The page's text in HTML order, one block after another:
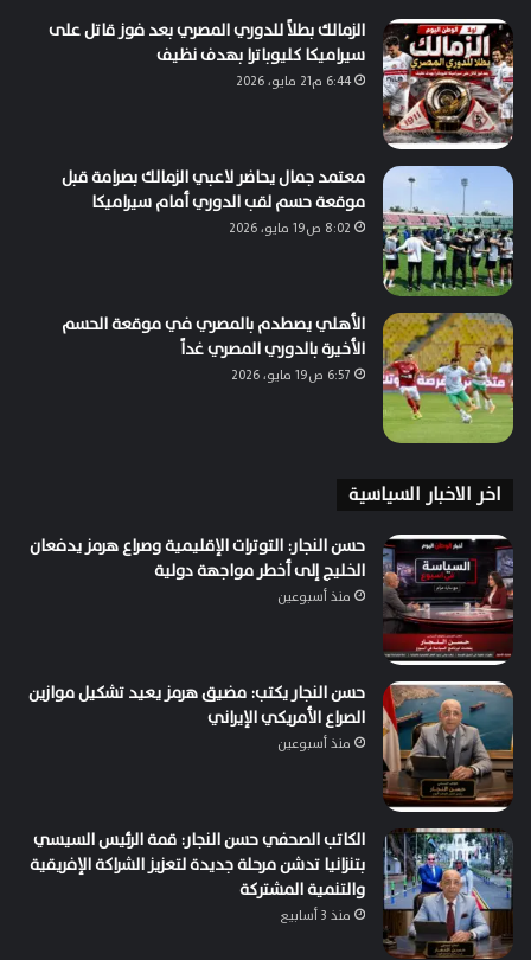
الزمالك بطلاً للدوري المصري بعد فوز قاتل على
سيراميكا كليوباترا بهدف نظيف
6:44 م21 مايو، 2026
معتمد جمال يحاضر لاعبي الزمالك بصرامة قبل
موقعة حسم لقب الدوري أمام سيراميكا
8:02 ص19 مايو، 2026
الأهلي يصطدم بالمصري في موقعة الحسم
الأخيرة بالدوري المصري غداً
6:57 ص19 مايو، 2026
اخر الاخبار السياسية
حسن النجار: التوترات الإقليمية وصراع هرمز يدفعان
الخليج إلى أخطر مواجهة دولية
منذ أسبوعين
حسن النجار يكتب: مضيق هرمز يعيد تشكيل موازين
الصراع الأمريكي الإيراني
منذ أسبوعين
الكاتب الصحفي حسن النجار: قمة الرئيس السيسي
بتنزانيا تدشن مرحلة جديدة لتعزيز الشراكة الإفريقية
والتنمية المشتركة
منذ 3 أسابيع